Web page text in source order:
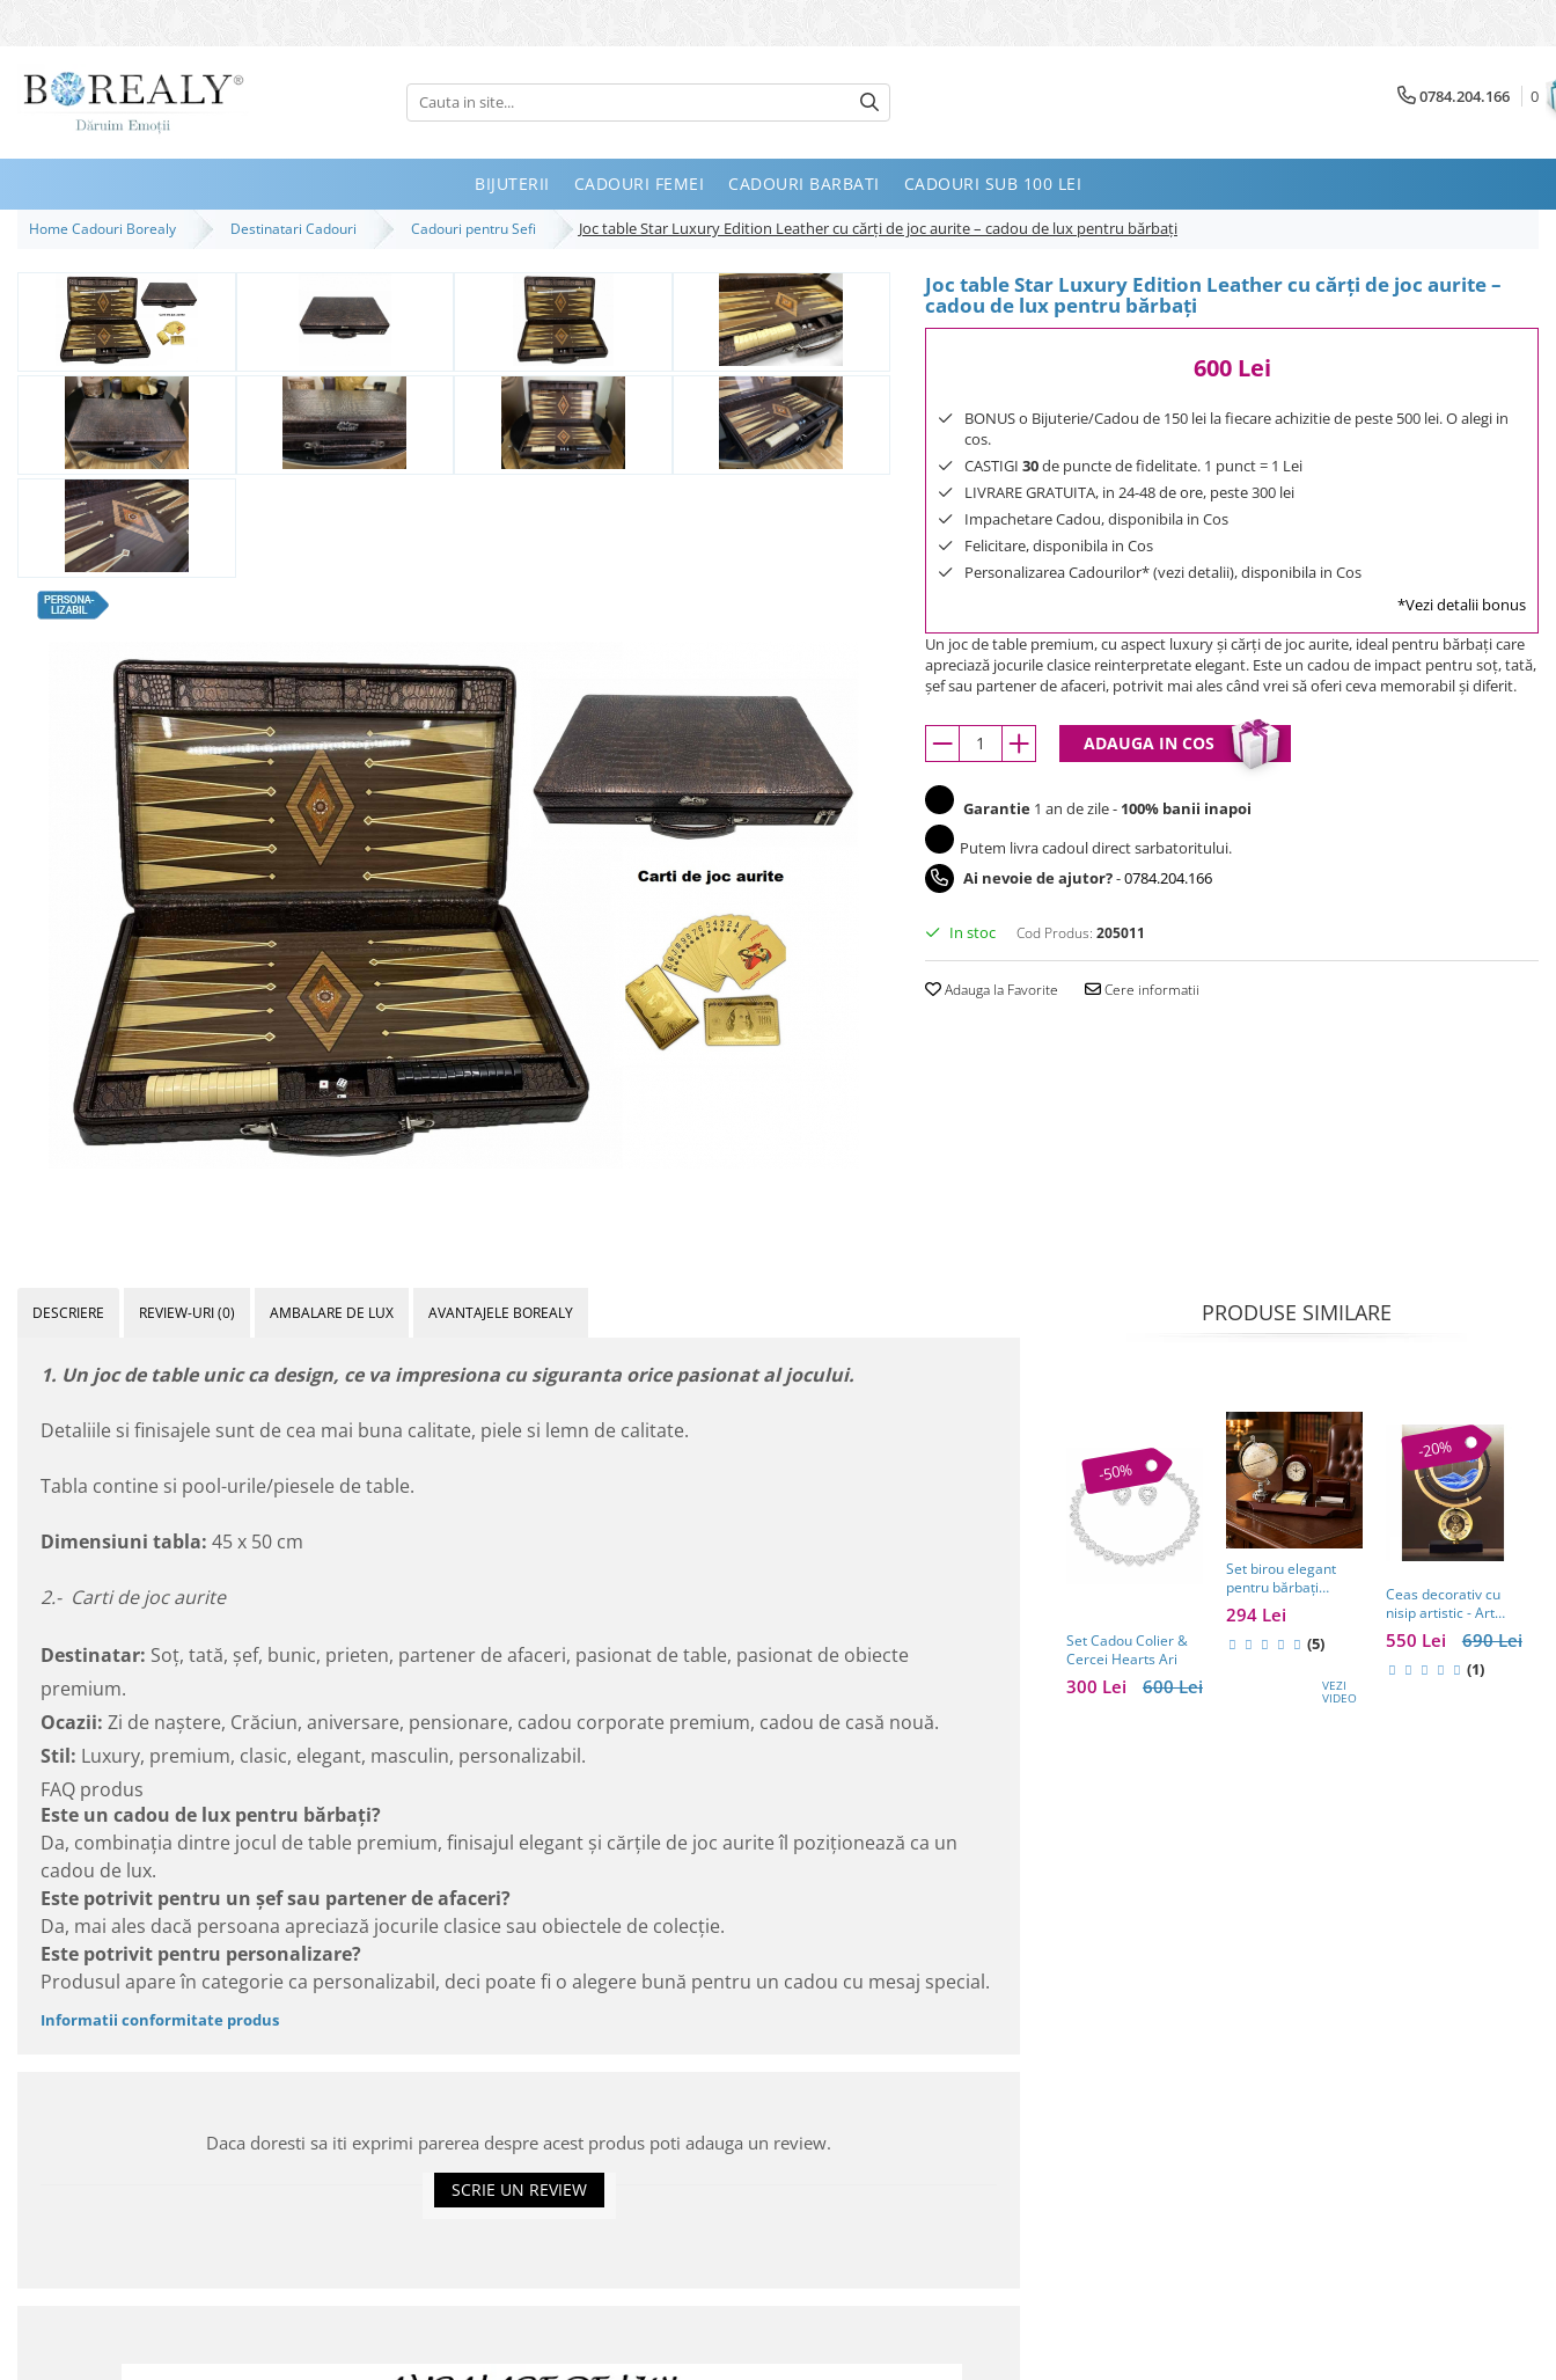
Bijuterii
Inele
Bratari
Brose
Destinatari
Bijuterii Femei
Bijuterii Copii
Bijuterii Mirese
Selectii
Reduceri
Cele mai noi
Cele mai vandute
Cele mai votate
0 Lei - 100 Lei
100 Lei - 200 Lei
200 Lei - 300 Lei
300 Lei - 500 Lei
500 Lei - 1000 Lei
0784.204.166 0
BIJUTERII CADOURI FEMEI CADOURI BARBATI CADOURI SUB 100 LEI
Home Cadouri Borealy Destinatari Cadouri Cadouri pentru Sefi Joc table Star Luxury Edition Leather cu cărți de joc aurite – cadou de lux pentru bărbați
Joc table Star Luxury Edition Leather cu cărți de joc aurite –
cadou de lux pentru bărbați
600 Lei
BONUS o Bijuterie/Cadou de 150 lei la fiecare achizitie de peste 500 lei. O alegi in
cos.
CASTIGI 30de puncte de fidelitate. 1 punct = 1 Lei
LIVRARE GRATUITA, in 24-48 de ore, peste 300 lei
Impachetare Cadou, disponibila in Cos
Felicitare, disponibila in Cos
Personalizarea Cadourilor* (vezi detalii), disponibila in Cos
*Vezi detalii bonus
Un joc de table premium, cu aspect luxury și cărți de joc aurite, ideal pentru bărbați care
apreciază jocurile clasice reinterpretate elegant. Este un cadou de impact pentru soț, tată,
șef sau partener de afaceri, potrivit mai ales când vrei să oferi ceva memorabil și diferit.
ADAUGA IN COS
Garantie 1 an de zile - 100% banii inapoi
Putem livra cadoul direct sarbatoritului.
Ai nevoie de ajutor?-0784.204.166
In stoc Cod Produs: 205011
Adauga la Favorite Cere informatii
DESCRIERE REVIEW-URI(0) AMBALARE DE LUX AVANTAJELE BOREALY
1. Un joc de table unic ca design, ce va impresiona cu siguranta orice pasionat al jocului.
Detaliile si finisajele sunt de cea mai buna calitate, piele si lemn de calitate.
Tabla contine si pool-urile/piesele de table.
Dimensiuni tabla: 45 x 50 cm
2.- Carti de joc aurite
Destinatar: Soț, tată, șef, bunic, prieten, partener de afaceri, pasionat de table, pasionat de obiecte
premium.
Ocazii: Zi de naștere, Crăciun, aniversare, pensionare, cadou corporate premium, cadou de casă nouă.
Stil: Luxury, premium, clasic, elegant, masculin, personalizabil.
FAQ produs
Este un cadou de lux pentru bărbați?
Da, combinația dintre jocul de table premium, finisajul elegant și cărțile de joc aurite îl poziționează ca un
cadou de lux.
Este potrivit pentru un șef sau partener de afaceri?
Da, mai ales dacă persoana apreciază jocurile clasice sau obiectele de colecție.
Este potrivit pentru personalizare?
Produsul apare în categorie ca personalizabil, deci poate fi o alegere bună pentru un cadou cu mesaj special.
Informatii conformitate produs
Daca doresti sa iti exprimi parerea despre acest produs poti adauga un review.
SCRIE UN REVIEW
PRODUSE SIMILARE
-50%
Set Cadou Colier &
Cercei Hearts Ari
600 Lei
300 Lei
Set birou elegant
pentru bărbați
Business Desk
Antique Clock –
cadou premium
partener de afaceri
294 Lei
(5)
VEZI
VIDEO
-20%
Ceas decorativ cu
nisip artistic - Art
Table Clock
690 Lei
550 Lei
(1)